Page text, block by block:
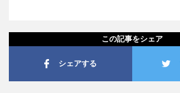
この記事をシェア
シェアする